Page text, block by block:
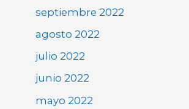
septiembre 2022
agosto 2022
julio 2022
junio 2022
mayo 2022